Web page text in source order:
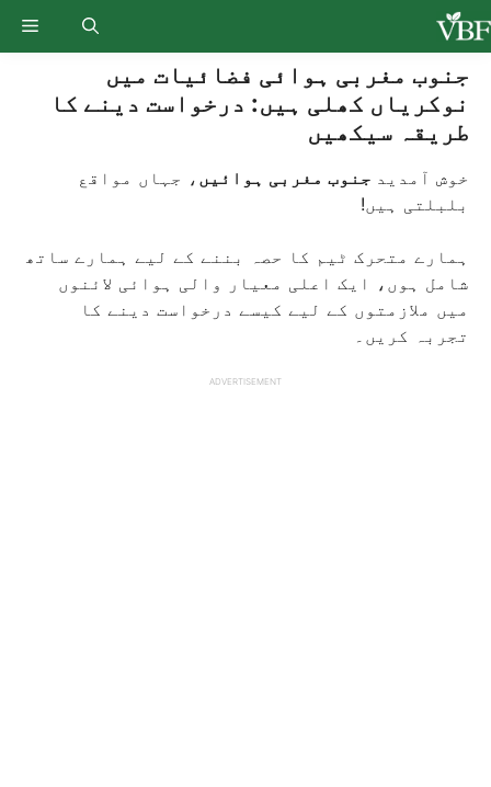
Skip
to
content
جنوب مغربی ہوائی فضائیات میں
نوکریاں کھلی ہیں: درخواست دینے کا
طریقہ سیکھیں
خوش آمدید جنوب مغربی ہوائیں ، جہاں مواقع
بلبلتی ہیں!
ہمارے متحرک ٹیم کا حصہ بننے کے لیے ہمارے ساتھ
شامل ہوں، ایک اعلی معیار والی ہوائی لائنوں
میں ملازمتوں کے لیے کیسے درخواست دینے کا
تجربہ کریں۔
ADVERTISEMENT